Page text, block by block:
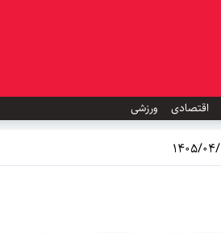
اقتصادی ورزشی